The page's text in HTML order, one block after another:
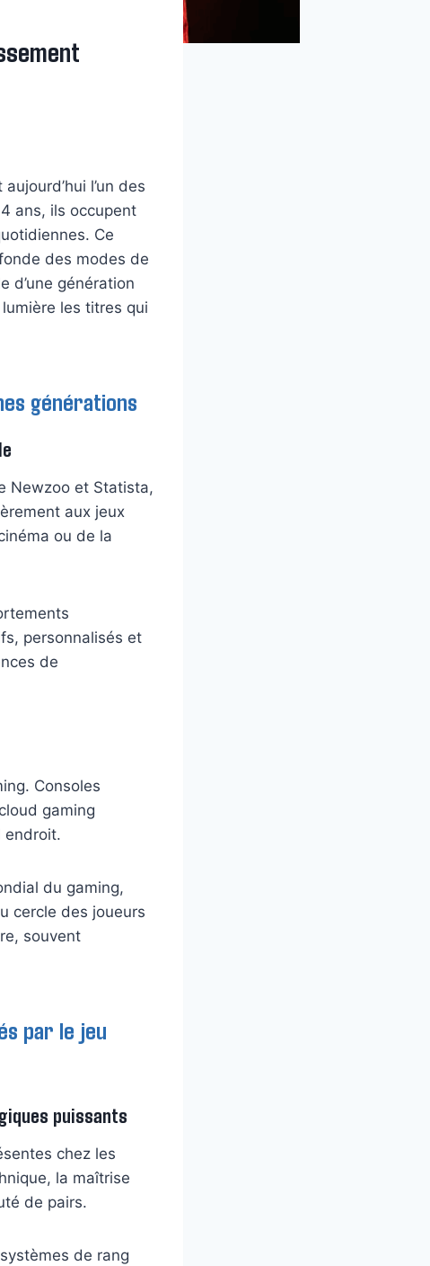
l’un des
ans, ils occupent
Ce
des modes de
d’une génération
les titres qui
générations
Newzoo et Statista,
aux jeux
ou de la
personnalisés et
de
Consoles
gaming
endroit.
du gaming,
cercle des joueurs
souvent
par le jeu
puissants
chez les
la maîtrise
de pairs.
de rang